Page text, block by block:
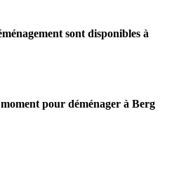
sont disponibles à
pour déménager à Berg